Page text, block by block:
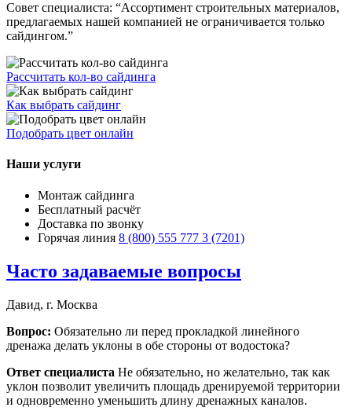
Совет специалиста: “Ассортимент строительных материалов,
предлагаемых нашей компанией не ограничивается только
сайдингом.”
Рассчитать кол-во сайдинга
Как выбрать сайдинг
Подобрать цвет онлайн
Наши услуги
Монтаж сайдинга
Бесплатный расчёт
Доставка по звонку
Горячая линия 8 (800) 555 777 3 (7201)
Часто задаваемые вопросы
Давид, г. Москва
Вопрос: Обязательно ли перед прокладкой линейного
дренажа делать уклоны в обе стороны от водостока?
Ответ специалиста Не обязательно, но желательно, так как
уклон позволит увеличить площадь дренируемой территории
и одновременно уменьшить длину дренажных каналов.